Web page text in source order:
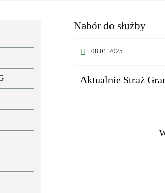
Nabór do służby
08.01.2025
Aktualnie Straż